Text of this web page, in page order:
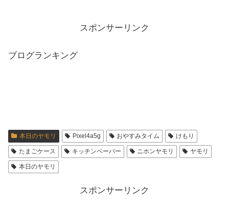
スポンサーリンク
ブログランキング
本日のヤモリ Pixel4a5g おやすみタイム けもり
たまごケース キッチンペーパー ニホンヤモリ ヤモリ
本日のヤモリ
スポンサーリンク